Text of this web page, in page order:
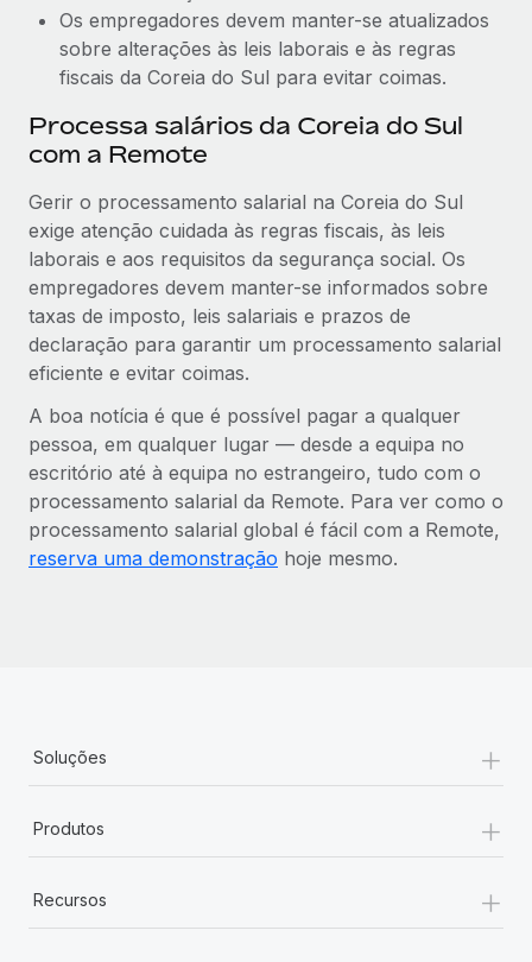
Os empregadores devem manter-se atualizados
sobre alterações às leis laborais e às regras
fiscais da Coreia do Sul para evitar coimas.
Processa salários da Coreia do Sul
com a Remote
Gerir o processamento salarial na Coreia do Sul
exige atenção cuidada às regras fiscais, às leis
laborais e aos requisitos da segurança social. Os
empregadores devem manter-se informados sobre
taxas de imposto, leis salariais e prazos de
declaração para garantir um processamento salarial
eficiente e evitar coimas.
A boa notícia é que é possível pagar a qualquer
pessoa, em qualquer lugar — desde a equipa no
escritório até à equipa no estrangeiro, tudo com o
processamento salarial da Remote. Para ver como o
processamento salarial global é fácil com a Remote,
reserva uma demonstração hoje mesmo.
Soluções +
Produtos +
Recursos +